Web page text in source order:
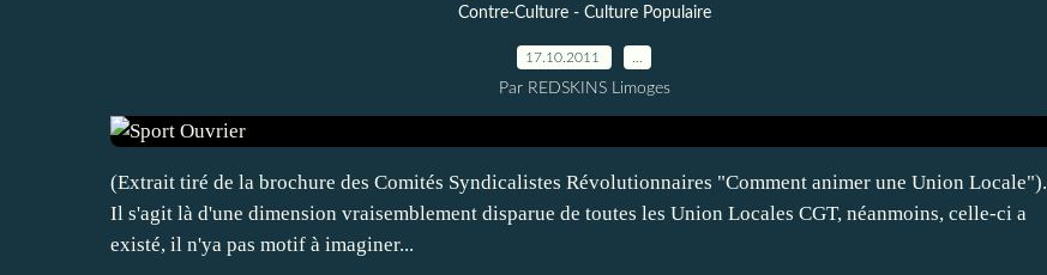
Contre-Culture - Culture Populaire
17.10.2011
Par REDSKINS Limoges
(Extrait tiré de la brochure des Comités Syndicalistes Révolutionnaires "Comment animer une Union Locale").
Il s'agit là d'une dimension vraisemblement disparue de toutes les Union Locales CGT, néanmoins, celle-ci a
existé, il n'ya pas motif à imaginer...